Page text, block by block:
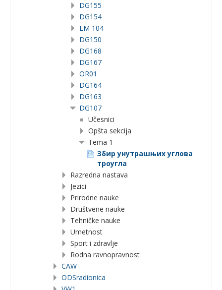
DG155
DG154
EM 104
DG150
DG168
DG167
OR01
DG164
DG163
DG107
Učesnici
Opšta sekcija
Tema 1
Збир унутрашњих углова
троугла
Razredna nastava
Jezici
Prirodne nauke
Društvene nauke
Tehničke nauke
Umetnost
Sport i zdravlje
Rodna ravnopravnost
CAW
ODSradionica